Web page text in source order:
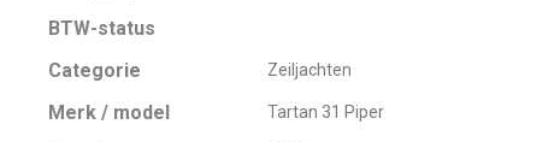
BTW-status
Categorie
Zeiljachten
Merk / model Tartan 31 Piper